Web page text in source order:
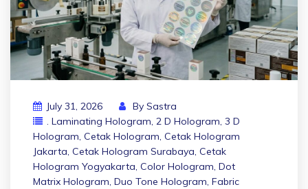
July 31, 2026 By Sastra
. Laminating Hologram, 2 D Hologram, 3 D
Hologram, Cetak Hologram, Cetak Hologram
Jakarta, Cetak Hologram Surabaya, Cetak
Hologram Yogyakarta, Color Hologram, Dot
Matrix Hologram, Duo Tone Hologram, Fabric